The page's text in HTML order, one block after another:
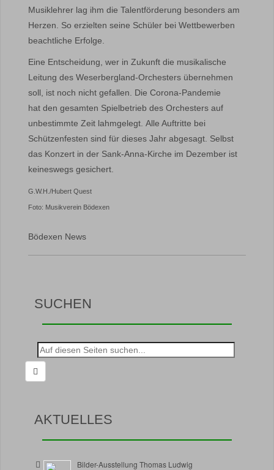
Musiklehrer lag ihm die Talentförderung besonders am
Herzen. So erzielten seine Schüler bei Wettbewerben
beachtliche Erfolge.
Eine Entscheidung, wer in Zukunft die musikalische
Leitung des Weserbergland-Orchesters übernehmen
soll, ist noch nicht gefallen. Die Corona-Pandemie
hat den gesamten Spielbetrieb des Orchesters auf
unbestimmte Zeit lahmgelegt. Alle Auftritte bei
Schützenfesten sind für dieses Jahr abgesagt. Selbst
das Konzert in der Sank-Anna-Kirche im Dezember ist
keineswegs gesichert.
G.W.H./Hubert Quest
Foto: Musikverein Bödexen
Bödexen News
SUCHEN
Suche
nach:
AKTUELLES
Bilder-Ausstellung Thomas Ludwig